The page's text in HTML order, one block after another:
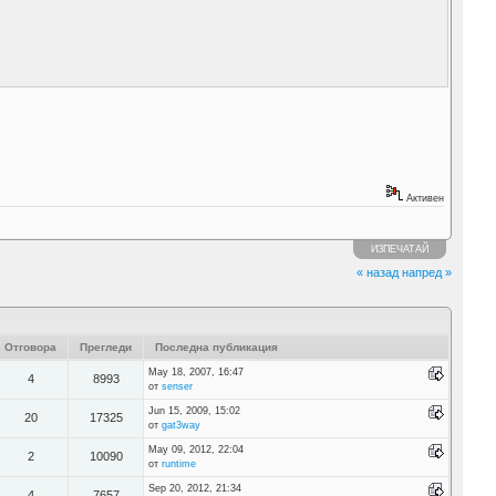
Активен
ИЗПЕЧАТАЙ
« назад напред »
Отговора Прегледи Последна публикация
4 8993
May 18, 2007, 16:47
от senser
20 17325
Jun 15, 2009, 15:02
от gat3way
2 10090
May 09, 2012, 22:04
от runtime
Sep 20, 2012, 21:34